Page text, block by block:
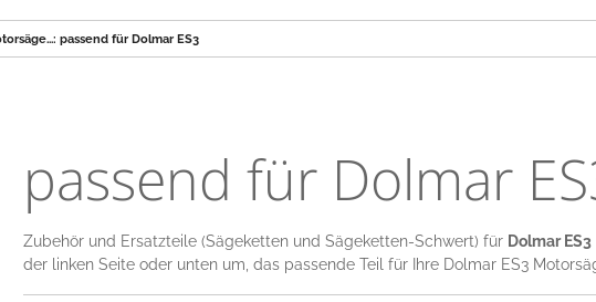
passend für Dolmar ES3
passend für Dolmar
Zubehör und Ersatzteile (Sägeketten und Sägeketten-Schwert) für Dolmar ES3
der linken Seite oder unten um, das passende Teil für Ihre Dolmar ES3